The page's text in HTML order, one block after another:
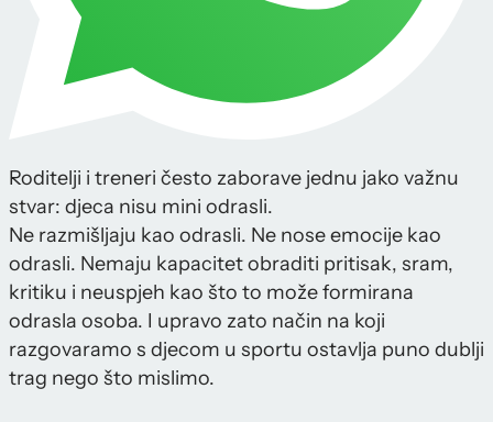
Roditelji i treneri često zaborave jednu jako važnu
stvar: djeca nisu mini odrasli.
Ne razmišljaju kao odrasli. Ne nose emocije kao
odrasli. Nemaju kapacitet obraditi pritisak, sram,
kritiku i neuspjeh kao što to može formirana
odrasla osoba. I upravo zato način na koji
razgovaramo s djecom u sportu ostavlja puno dublji
trag nego što mislimo.